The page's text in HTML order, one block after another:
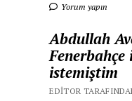
Yorum yapın
Abdullah
istemiştim
EDITOR